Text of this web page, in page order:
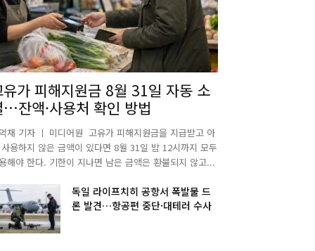
유가 피해지원금 8월 31일 자동 소
잔액·사용처 확인 방법
재 기자 ㅣ 미디어원 고유가 피해지원금을 지급받고 아
용하지 않은 금액이 있다면 8월 31일 밤 12시까지 모두
해야 한다. 기한이 지나면 남은 금액은 환불되지 않고...
독일 라이프치히 공항서 폭발물 드
론 발견…항공편 중단·대테러 수사